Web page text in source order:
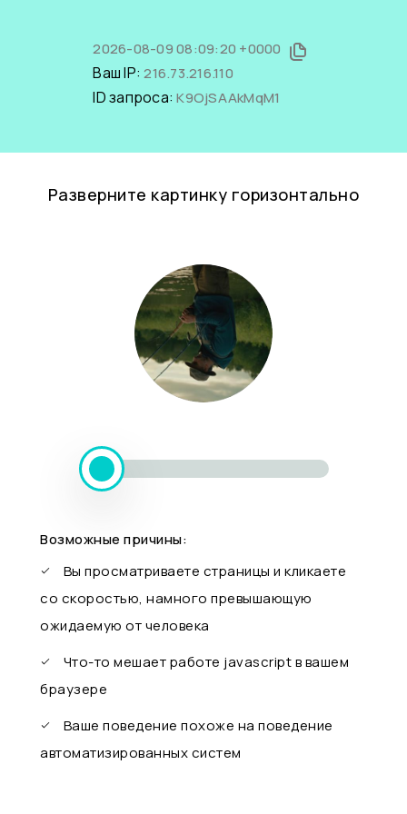
2026-08-09 08:09:20 +0000
Ваш IP:216.73.216.110
ID запроса:K9OjSAAkMqM1
Разверните картинку горизонтально
Возможные причины:
Вы просматриваете страницы и кликаете
со скоростью, намного превышающую
ожидаемую от человека
Что-то мешает работе javascript в вашем
браузере
Ваше поведение похоже на поведение
автоматизированных систем